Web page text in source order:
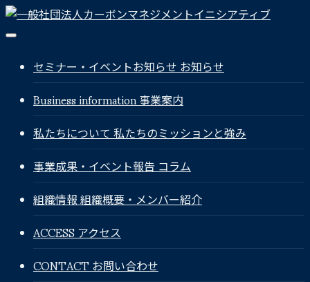
セミナー・イベントお知らせお知らせ
Business information事業案内
私たちについて私たちのミッションと強み
事業成果・イベント報告コラム
組織情報組織概要・メンバー紹介
ACCESSアクセス
CONTACTお問い合わせ